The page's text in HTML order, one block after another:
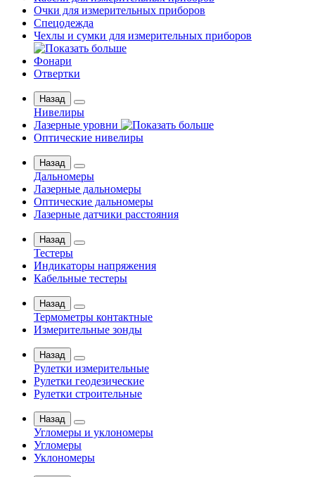
Очки для измерительных приборов
Спецодежда
Чехлы и сумки для измерительных приборов
Фонари
Отвертки
Назад
Нивелиры
Лазерные уровни
Оптические нивелиры
Назад
Дальномеры
Лазерные дальномеры
Оптические дальномеры
Лазерные датчики расстояния
Назад
Тестеры
Индикаторы напряжения
Кабельные тестеры
Назад
Термометры контактные
Измерительные зонды
Назад
Рулетки измерительные
Рулетки геодезические
Рулетки строительные
Назад
Угломеры и уклономеры
Угломеры
Уклономеры